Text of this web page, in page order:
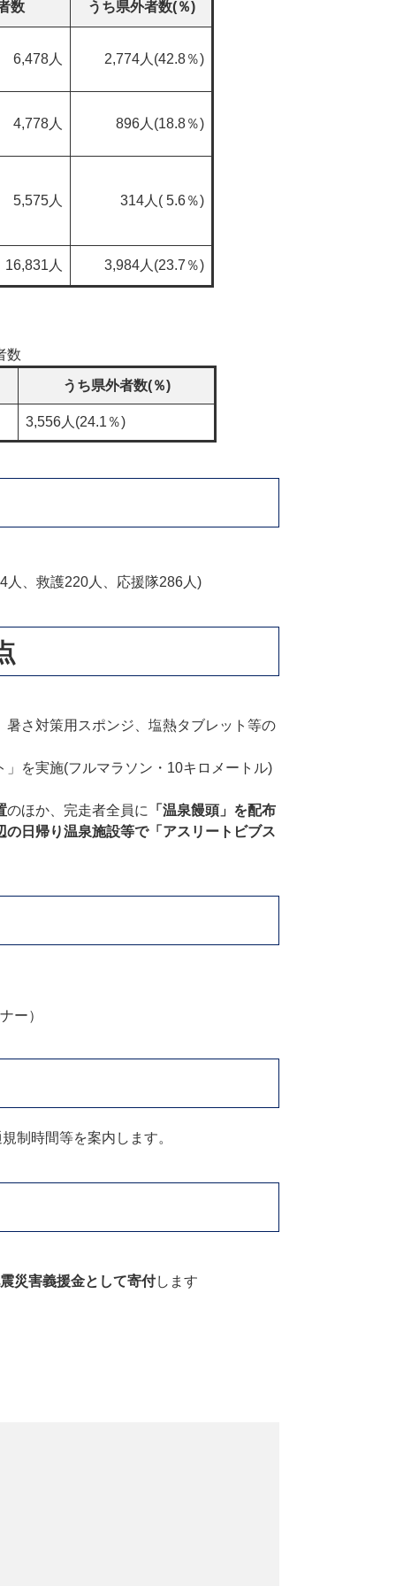
数 うち県外者数(％)
6,478人 2,774人(42.8％)
4,778人 896人(18.8％)
5,575人 314人( 5.6％)
16,831人 3,984人(23.7％)
数
うち県外者数(％)
3,556人(24.1％)
人、救護220人、応援隊286人)
暑さ対策用スポンジ、塩熱タブレット等の
を実施(フルマラソン・10キロメートル)
のほか、完走者全員に
「温泉饅頭」を配布
日帰り温泉施設等で「アスリートビブス
ー）
時間等を案内します。
災害義援金として寄付します